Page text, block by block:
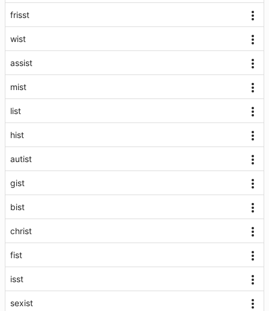
frisst
wist
assist
mist
list
hist
autist
gist
bist
christ
fist
isst
sexist